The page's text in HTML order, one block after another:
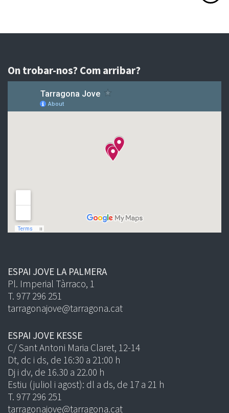
On trobar-nos? Com arribar?
ESPAI JOVE LA PALMERA
Pl. Imperial Tàrraco, 1
T. 977 296 251
tarragonajove@tarragona.cat
ESPAI JOVE KESSE
C/ Sant Antoni Maria Claret, 12-14
Dt, dc i ds, de 16:30 a 21:00 h
Dj i dv, de 16.30 a 22.00 h
Estiu (juliol i agost): dl a ds, de 17 a 21 h
T. 977 296 251
tarragonajove@tarragona.cat